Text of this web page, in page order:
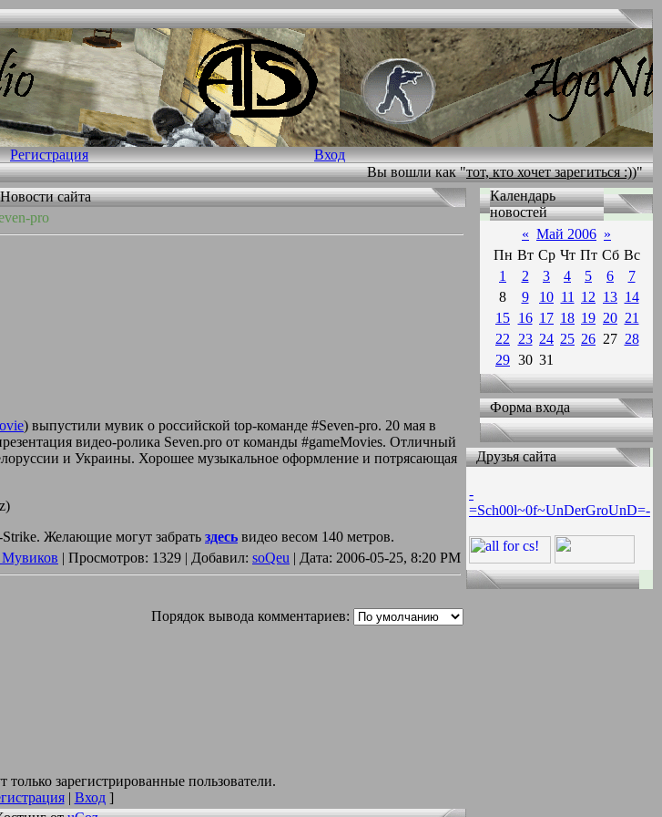
Регистрация
Вход
Вы вошли как "тот, кто хочет зарегиться :))"
Новости сайта
pro
) выпустили мувик о российской top-команде #Seven-pro. 20 мая в
видео-ролика Seven.pro от команды #gameMovies. Отличный
и Украины. Хорошее музыкальное оформление и потрясающая
Желающие могут забрать здесь видео весом 140 метров.
Мувиков | Просмотров: 1329 | Добавил: soQeu | Дата: 2006-05-25, 8:20 PM
Порядок вывода комментариев:
зарегистрированные пользователи.
| Вход]
Календарь
новостей
« Май 2006 »
Пн Вт Ср Чт Пт Сб Вс
1
2 3 4 5 6
7
8
9 10 11 12 13 14
15 16 17 18 19 20 21
22
23 24 25 26 27 28
29 30 31
Форма входа
Друзья сайта
-
=Sch00l~0f~UnDerGroUnD=-